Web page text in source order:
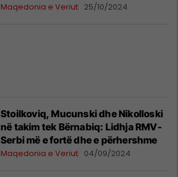
Vjetër" ose "Serbia Jugore", po
Maqedonia e Veriut 25/10/2024
Stoilkoviq, Mucunski dhe Nikolloski
në takim tek Bërnabiq: Lidhja RMV-
Serbi më e fortë dhe e përhershme
Maqedonia e Veriut 04/09/2024